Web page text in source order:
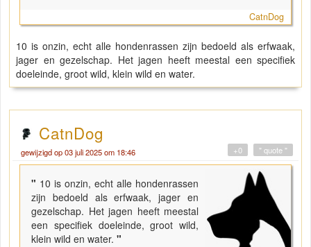
CatnDog
10 is onzin, echt alle hondenrassen zijn bedoeld als erfwaak,
jager en gezelschap. Het jagen heeft meestal een specifiek
doeleinde, groot wild, klein wild en water.
CatnDog
gewijzigd op 03 juli 2025 om 18:46 " quote "
+0
" 10 is onzin, echt alle hondenrassen
zijn bedoeld als erfwaak, jager en
gezelschap. Het jagen heeft meestal
een specifiek doeleinde, groot wild,
klein wild en water. "